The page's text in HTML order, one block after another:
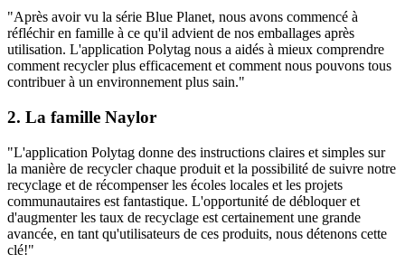
"Après avoir vu la série Blue Planet, nous avons commencé à
réfléchir en famille à ce qu'il advient de nos emballages après
utilisation. L'application Polytag nous a aidés à mieux comprendre
comment recycler plus efficacement et comment nous pouvons tous
contribuer à un environnement plus sain."
2. La famille Naylor
"L'application Polytag donne des instructions claires et simples sur
la manière de recycler chaque produit et la possibilité de suivre notre
recyclage et de récompenser les écoles locales et les projets
communautaires est fantastique. L'opportunité de débloquer et
d'augmenter les taux de recyclage est certainement une grande
avancée, en tant qu'utilisateurs de ces produits, nous détenons cette
clé!"